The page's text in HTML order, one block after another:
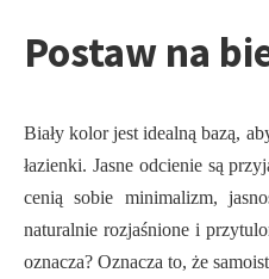
Postaw na
Biały kolor jest idealną bazą,
łazienki. Jasne odcienie są
cenią sobie minimalizm,
naturalnie rozjaśnione i
oznacza? Oznacza to, że